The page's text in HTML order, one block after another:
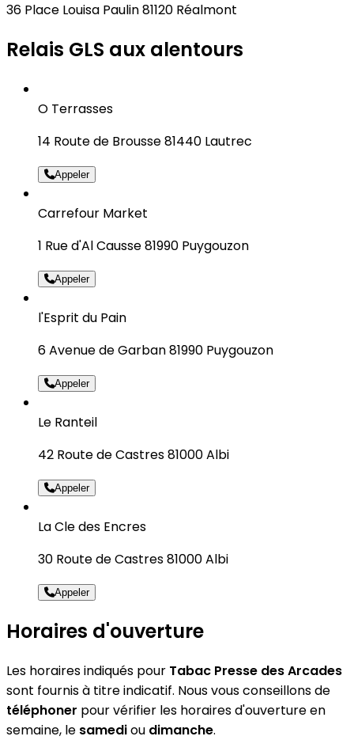
36 Place Louisa Paulin 81120 Réalmont
Relais GLS aux alentours
O Terrasses
14 Route de Brousse 81440 Lautrec
Appeler
Carrefour Market
1 Rue d'Al Causse 81990 Puygouzon
Appeler
l'Esprit du Pain
6 Avenue de Garban 81990 Puygouzon
Appeler
Le Ranteil
42 Route de Castres 81000 Albi
Appeler
La Cle des Encres
30 Route de Castres 81000 Albi
Appeler
Horaires d'ouverture
Les horaires indiqués pour Tabac Presse des Arcades
sont fournis à titre indicatif. Nous vous conseillons de
téléphoner pour vérifier les horaires d'ouverture en
semaine, le samediou dimanche.